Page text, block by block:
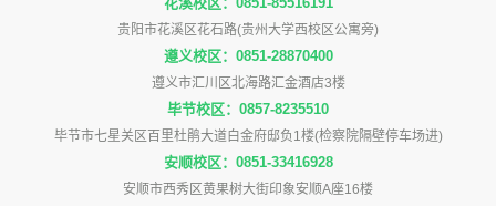
贵阳市花溪区花石路(贵州大学西校区公寓旁)
遵义校区：0851-28870400
遵义市汇川区北海路汇金酒店3楼
毕节校区：0857-8235510
毕节市七星关区百里杜鹃大道白金府邸负1楼(检察院隔壁停车场进)
安顺校区：0851-33416928
安顺市西秀区黄果树大街印象安顺A座16楼